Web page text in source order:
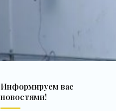
Информируем вас
новостями!